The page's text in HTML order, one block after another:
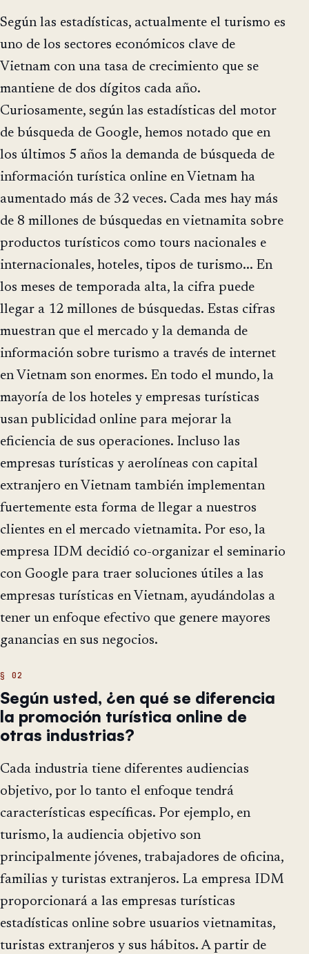
Según las estadísticas, actualmente el turismo es
uno de los sectores económicos clave de
Vietnam con una tasa de crecimiento que se
mantiene de dos dígitos cada año.
Curiosamente, según las estadísticas del motor
de búsqueda de Google, hemos notado que en
los últimos 5 años la demanda de búsqueda de
información turística online en Vietnam ha
aumentado más de 32 veces. Cada mes hay más
de 8 millones de búsquedas en vietnamita sobre
productos turísticos como tours nacionales e
internacionales, hoteles, tipos de turismo... En
los meses de temporada alta, la cifra puede
llegar a 12 millones de búsquedas. Estas cifras
muestran que el mercado y la demanda de
información sobre turismo a través de internet
en Vietnam son enormes. En todo el mundo, la
mayoría de los hoteles y empresas turísticas
usan publicidad online para mejorar la
eficiencia de sus operaciones. Incluso las
empresas turísticas y aerolíneas con capital
extranjero en Vietnam también implementan
fuertemente esta forma de llegar a nuestros
clientes en el mercado vietnamita. Por eso, la
empresa IDM decidió co-organizar el seminario
con Google para traer soluciones útiles a las
empresas turísticas en Vietnam, ayudándolas a
tener un enfoque efectivo que genere mayores
ganancias en sus negocios.
Según usted, ¿en qué se diferencia
la promoción turística online de
otras industrias?
Cada industria tiene diferentes audiencias
objetivo, por lo tanto el enfoque tendrá
características específicas. Por ejemplo, en
turismo, la audiencia objetivo son
principalmente jóvenes, trabajadores de oficina,
familias y turistas extranjeros. La empresa IDM
proporcionará a las empresas turísticas
estadísticas online sobre usuarios vietnamitas,
turistas extranjeros y sus hábitos. A partir de